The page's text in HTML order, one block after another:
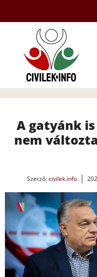
tartalomba
A gatyánk
nem
Szerző:civilek.info